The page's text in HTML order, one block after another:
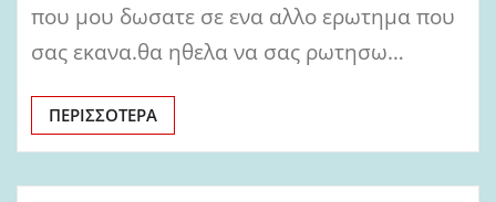
που μου δωσατε σε ενα αλλο ερωτημα που
σας εκανα.θα ηθελα να σας ρωτησω…
ΠΕΡΙΣΣΌΤΕΡΑ